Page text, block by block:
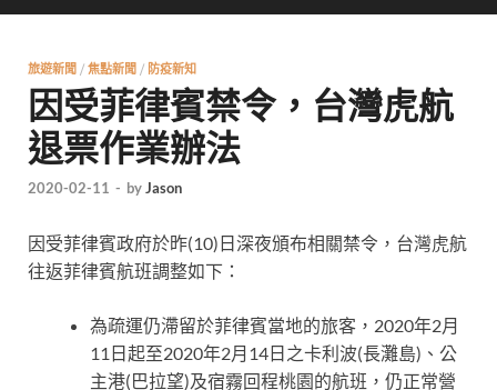
旅遊新聞 / 焦點新聞 / 防疫新知
因受菲律賓禁令，台灣虎航
退票作業辦法
2020-02-11 - byJason
因受菲律賓政府於昨(10)日深夜頒布相關禁令，台灣虎航
往返菲律賓航班調整如下：
為疏運仍滯留於菲律賓當地的旅客，2020年2月
11日起至2020年2月14日之卡利波(長灘島)、公
主港(巴拉望)及宿霧回程桃園的航班，仍正常營